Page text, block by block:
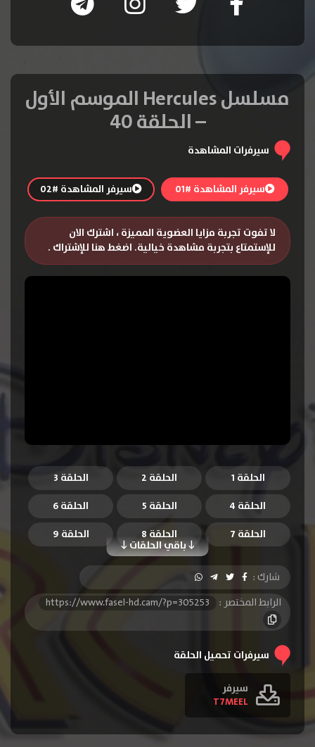
مسلسل Hercules الموسم الأول
– الحلقة 40
سيرفرات المشاهدة
سيرفر المشاهدة #01 سيرفر المشاهدة #02
لا تفوت تجربة مزايا العضوية المميزة ، اشترك الان
للإستمتاع بتجربة مشاهدة خيالية. اضغط هنا للإشتراك .
الحلقة 1 الحلقة 2
الحلقة 3
الحلقة 4
الحلقة 5 الحلقة 6
باقي الحلقات
الحلقة 7 الحلقة 8
الحلقة 9
الحلقة 10
الحلقة 11
الحلقة 13
الحلقة 14
الحلقة 15
الحلقة 25
الحلقة 28
الحلقة 29 الحلقة 30
شارك :
الرابط المختصر :
https://www.fasel-hd.cam/?p=305253
سيرفرات تحميل الحلقة
سيرفر
T7MEEL